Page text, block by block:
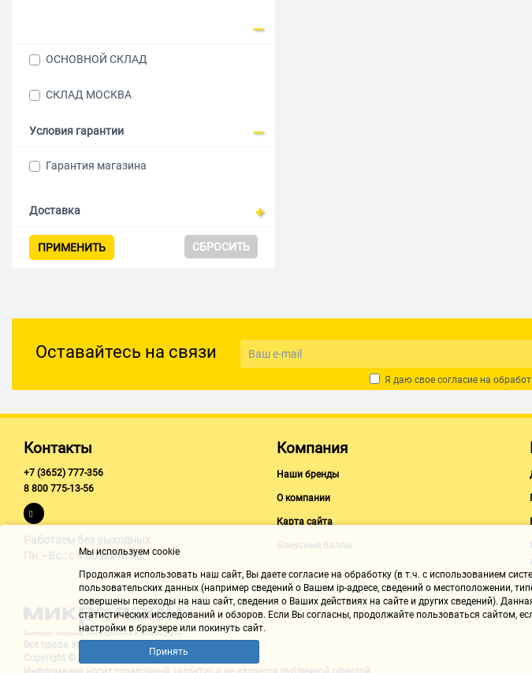
ОСНОВНОЙ СКЛАД
СКЛАД МОСКВА
Условия гарантии
Гарантия магазина
Доставка
ПРИМЕНИТЬ СБРОСИТЬ
Оставайтесь на связи
Я даю свое согласие на
Контакты
+7 (3652) 777-356
8 800 775-13-56
Работаем без выходных
Пн.–Вс.: с 9:00 до 18:00
Компания
Наши бренды
О компании
Карта сайта
Бонусные баллы
Все права защищены "Микролайн"
Copyright © 2002-2026
Мы используем cookie
Продолжая использовать наш cайт, Вы даете согласие на обработку (в т.ч. с использованием
пользовательских данных (например сведений о Вашем ip-адресе, сведений о местоположении,
совершены переходы на наш сайт, сведения о Ваших действиях на сайте и других сведений).
статистических исследований и обзоров. Если Вы согласны, продолжайте пользоваться
настройки в браузере или покинуть сайт.
Принять